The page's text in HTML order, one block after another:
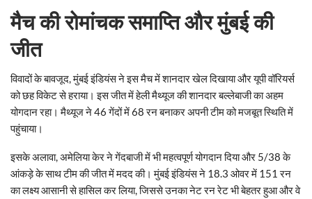
मैच की रोमांचक समाप्ति और मुंबई की
जीत
विवादों के बावजूद, मुंबई इंडियंस ने इस मैच में शानदार खेल दिखाया और यूपी वॉरियर्स
को छह विकेट से हराया। इस जीत में हेली मैथ्यूज की शानदार बल्लेबाजी का अहम
योगदान रहा। मैथ्यूज ने 46 गेंदों में 68 रन बनाकर अपनी टीम को मजबूत स्थिति में
पहुंचाया।
इसके अलावा, अमेलिया केर ने गेंदबाजी में भी महत्वपूर्ण योगदान दिया और 5/38 के
आंकड़े के साथ टीम की जीत में मदद की। मुंबई इंडियंस ने 18.3 ओवर में 151 रन
का लक्ष्य आसानी से हासिल कर लिया, जिससे उनका नेट रन रेट भी बेहतर हुआ और वे